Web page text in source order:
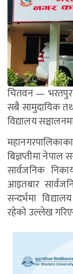
चितवन — भरतपुर
सबै सामुदायिक
विद्यालय
बिज्ञप्तीमा नेपाल
सार्वजनिक
आइतबार
सन्दर्भमा
रहेको उल्लेख